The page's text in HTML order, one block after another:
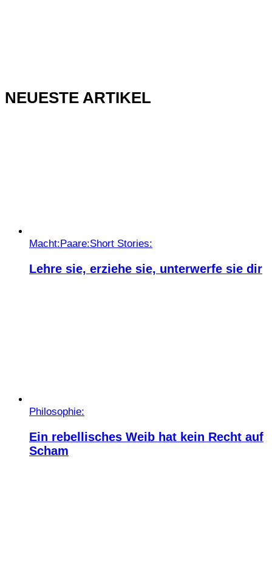
NEUESTE ARTIKEL
Macht:Paare:Short Stories:
Lehre sie, erziehe sie, unterwerfe sie dir
Philosophie:
Ein rebellisches Weib hat kein Recht auf
Scham